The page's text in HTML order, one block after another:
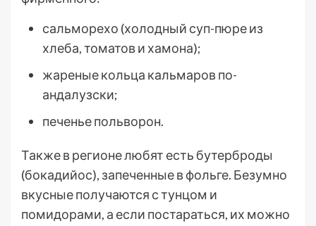
сальморехо (холодный суп-пюре из
хлеба, томатов и хамона);
жареные кольца кальмаров по-
андалузски;
печенье польворон.
Также в регионе любят есть бутерброды
(бокадийос), запеченные в фольге. Безумно
вкусные получаются с тунцом и
помидорами, а если постараться, их можно